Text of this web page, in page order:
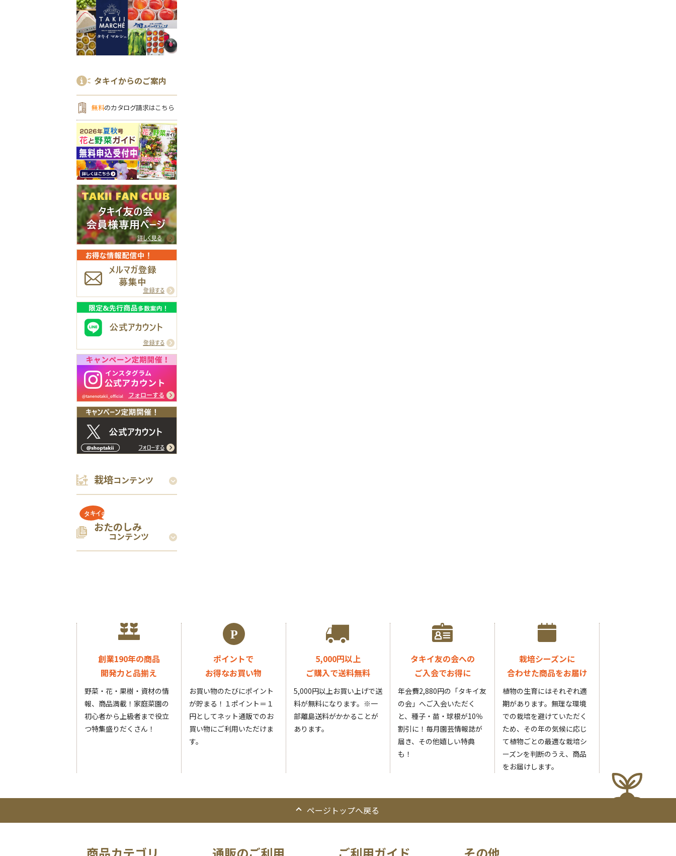
タキイからのご案内
無料のカタログ請求はこちら
栽培コンテンツ
おたのしみ
コンテンツ
創業190年の商品
開発力と品揃え
野菜・花・果樹・資材の情
報、商品満載！家庭菜園の
初心者から上級者まで役立
つ特集盛りだくさん！
ポイントで
お得なお買い物
お買い物のたびにポイント
が貯まる！１ポイント＝１
円としてネット通販でのお
買い物にご利用いただけま
す。
5,000円以上
ご購入で送料無料
5,000円以上お買い上げで送
料が無料になります。 ※一
部離島送料がかかることが
あります。
タキイ友の会への
ご入会でお得に
年会費2,880円の「タキイ友
の会」へご入会いただく
と、種子・苗・球根が10％
割引に！毎月園芸情報誌が
届き、その他嬉しい特典
も！
栽培シーズンに
合わせた商品をお届け
植物の生育にはそれぞれ適
期があります。無理な環境
での栽培を避けていただく
ため、その年の気候に応じ
て植物ごとの最適な栽培シ
ーズンを判断のうえ、商品
をお届けします。
ページトップへ戻る